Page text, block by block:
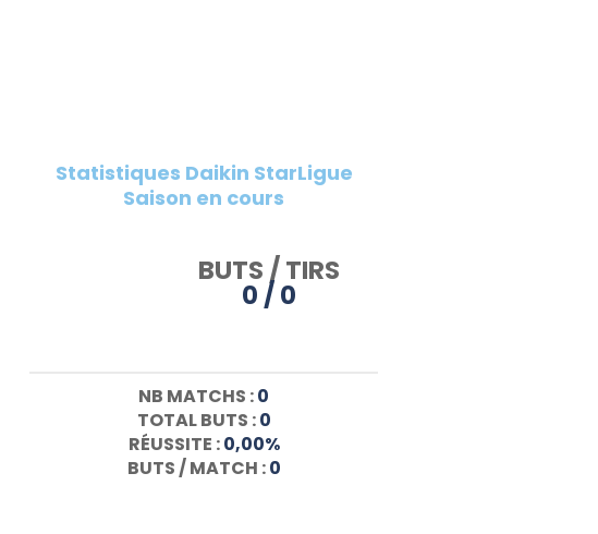
Statistiques Daikin StarLigue
Saison en cours
BUTS / TIRS
0 / 0
NB MATCHS :0
TOTAL BUTS :0
RÉUSSITE :0,00%
BUTS / MATCH :0